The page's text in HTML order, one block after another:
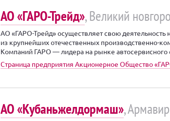
АО «ГАРО-Трейд», Великий
АО «ГАРО-Трейд» осуществляет свою деятельность
из крупнейших отечественных производственно-
Компаний ГАРО — лидера на рынке автосервисного
Страница предприятия Акционерное Общество
АО «Кубаньжелдормаш», Армавир